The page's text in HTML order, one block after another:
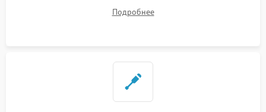
Подробнее